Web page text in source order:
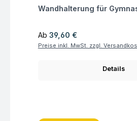
Fragen zum Artikel
Wandhalterung für
Regulärer Preis:
Ab 39,60 €
Preise inkl. MwSt. zzgl.
Details